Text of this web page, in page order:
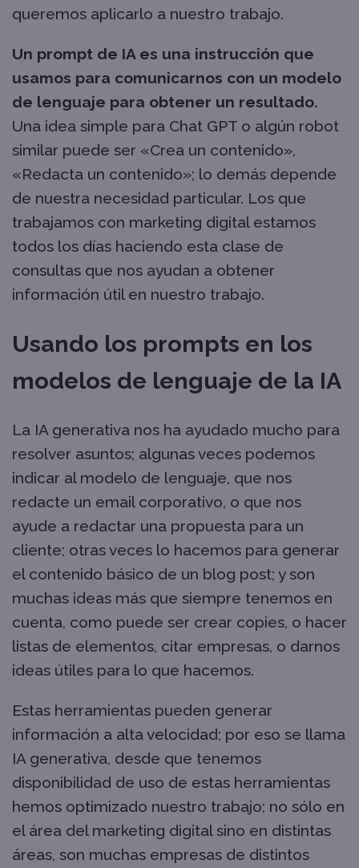
queremos aplicarlo a nuestro trabajo.
Un prompt de IA es una instrucción que
usamos para comunicarnos con un modelo
de lenguaje para obtener un resultado.
Una idea simple para Chat GPT o algún robot
similar puede ser «Crea un contenido»,
«Redacta un contenido»; lo demás depende
de nuestra necesidad particular. Los que
trabajamos con marketing digital estamos
todos los días haciendo esta clase de
consultas que nos ayudan a obtener
información útil en nuestro trabajo.
Usando los prompts en los
modelos de lenguaje de la IA
La IA generativa nos ha ayudado mucho para
resolver asuntos; algunas veces podemos
indicar al modelo de lenguaje, que nos
redacte un email corporativo, o que nos
ayude a redactar una propuesta para un
cliente; otras veces lo hacemos para generar
el contenido básico de un blog post; y son
muchas ideas más que siempre tenemos en
cuenta, como puede ser crear copies, o hacer
listas de elementos, citar empresas, o darnos
ideas útiles para lo que hacemos.
Estas herramientas pueden generar
información a alta velocidad; por eso se llama
IA generativa, desde que tenemos
disponibilidad de uso de estas herramientas
hemos optimizado nuestro trabajo; no sólo en
el área del marketing digital sino en distintas
áreas, son muchas empresas de distintos